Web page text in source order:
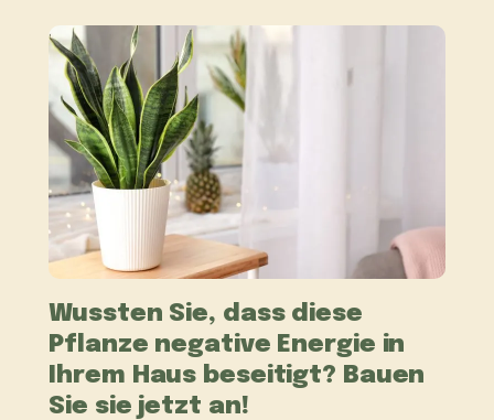
Wussten Sie, dass diese
Pflanze negative Energie in
Ihrem Haus beseitigt? Bauen
Sie sie jetzt an!